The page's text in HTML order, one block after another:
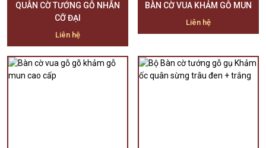
QUÂN CỜ TƯỚNG GỖ NHÃN
CỠ ĐẠI
Liên hệ
BÀN CỜ VUA KHẢM GỖ MUN
Liên hệ